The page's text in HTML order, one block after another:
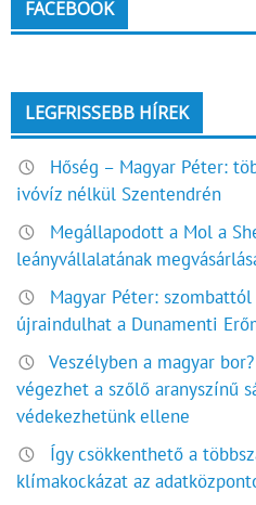
FACEBOOK
LEGFRISSEBB HÍREK
Hőség – Magyar Péter:
ivóvíz nélkül Szentendrén
Megállapodott a Mol a
leányvállalatának
Magyar Péter:
újraindulhat a Dunamenti
Veszélyben a magyar
végezhet a szőlő aranyszínű
védekezhetünk ellene
Így csökkenthető a
klímakockázat az